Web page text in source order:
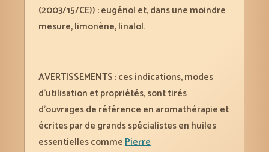
(2003/15/CE)) : eugénol et, dans une moindre
mesure, limonène, linalol.
AVERTISSEMENTS : ces indications, modes
d’utilisation et propriétés, sont tirés
d’ouvrages de référence en aromathérapie et
écrites par de grands spécialistes en huiles
essentielles commePierre